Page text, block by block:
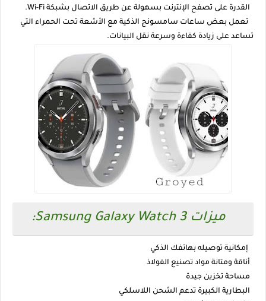
القدرة على تصفح الإنترنت بسهولة عن طريق الاتصال بشبكة Wi-Fi.
تعمل بعض ساعات سامسونج الذكية مع الأشعة تحت الحمراء التي
تساعد على زيادة كفاءة وسرعة نقل البيانات.
ميزات Samsung Galaxy Watch 3:
إمكانية توصيله بهاتفك الذكي
أناقة ومتانة مواد تصنيع الفولاذ
مساحة تخزين جيدة
البطارية الكبيرة تدعم الشحن اللاسلكي